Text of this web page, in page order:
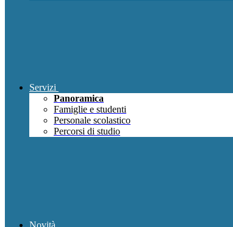
Servizi
Panoramica
Famiglie e studenti
Personale scolastico
Percorsi di studio